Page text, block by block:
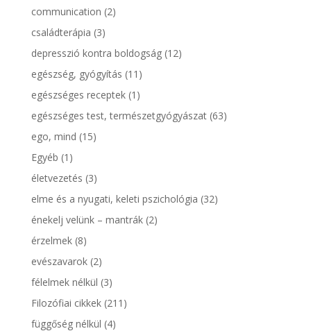
communication (2)
családterápia (3)
depresszió kontra boldogság(12)
egészség, gyógyítás (11)
egészséges receptek(1)
egészséges test, természetgyógyászat(63)
ego, mind (15)
Egyéb (1)
életvezetés (3)
elme és a nyugati, keleti pszichológia (32)
énekelj velünk – mantrák(2)
érzelmek(8)
evészavarok(2)
félelmek nélkül (3)
Filozófiai cikkek(211)
függőség nélkül (4)